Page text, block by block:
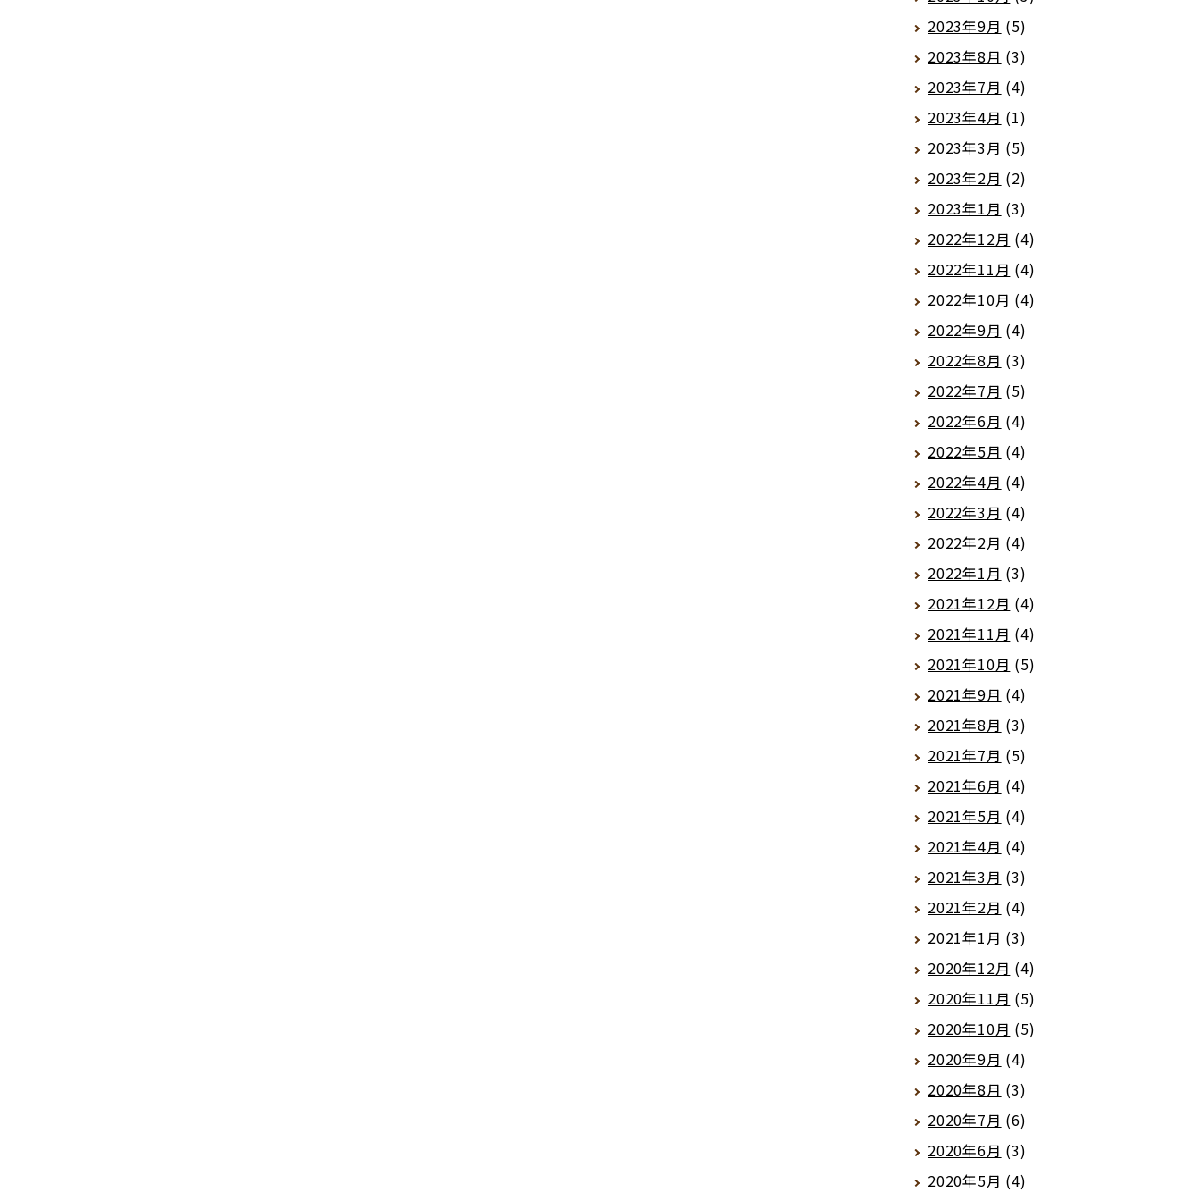
2023年9月 (5)
2023年8月 (3)
2023年7月 (4)
2023年4月 (1)
2023年3月 (5)
2023年2月 (2)
2023年1月 (3)
2022年12月 (4)
2022年11月 (4)
2022年10月 (4)
2022年9月 (4)
2022年8月 (3)
2022年7月 (5)
2022年6月 (4)
2022年5月 (4)
2022年4月 (4)
2022年3月 (4)
2022年2月 (4)
2022年1月 (3)
2021年12月 (4)
2021年11月 (4)
2021年10月 (5)
2021年9月 (4)
2021年8月 (3)
2021年7月 (5)
2021年6月 (4)
2021年5月 (4)
2021年4月 (4)
2021年3月 (3)
2021年2月 (4)
2021年1月 (3)
2020年12月 (4)
2020年11月 (5)
2020年10月 (5)
2020年9月 (4)
2020年8月 (3)
2020年7月 (6)
2020年6月 (3)
2020年5月 (4)